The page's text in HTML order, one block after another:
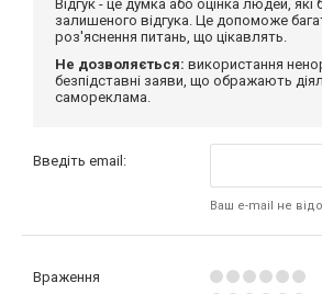
Відгук - це думка або оцінка людей,
залишеного відгука. Це допоможе
роз'яснення питань, що цікавлять.
Не дозволяється: використання
безпідставні заяви, що ображають
самореклама.
Введіть email:
Ваш e-mail не
Враження